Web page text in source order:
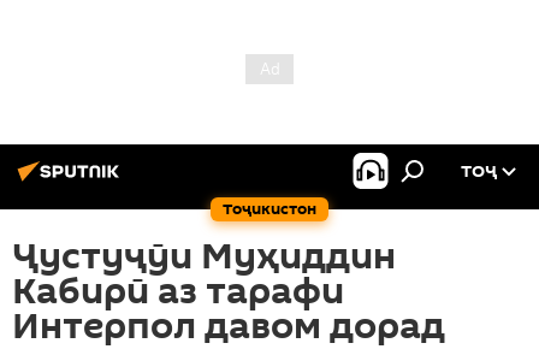
Тоҷикистон
ТОҶ
Ҷустуҷӯи Муҳиддин
Кабирӣ аз тарафи
Интерпол давом дорад